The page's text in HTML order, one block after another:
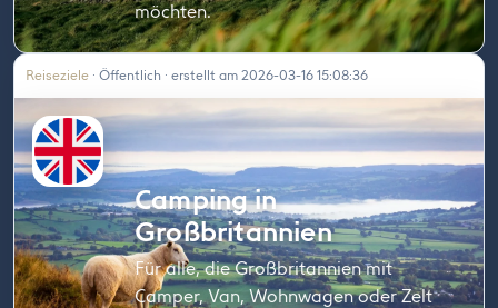
möchten.
Reiseziele · Öffentlich · erstellt am 2026-03-16 15:08:36
Camping in
Großbritannien
Für alle, die Großbritannien mit
Camper, Van, Wohnwagen oder Zelt